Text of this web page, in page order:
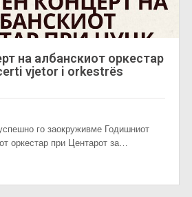
на албанскиот оркестар
vjetor i orkestrës
го заокруживме Годишниот
оркестар при Центарот за…